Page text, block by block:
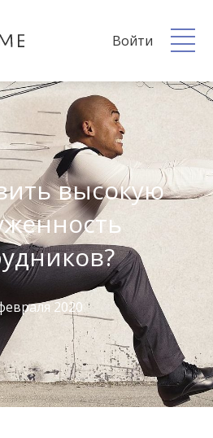
Войти
высокую
2020